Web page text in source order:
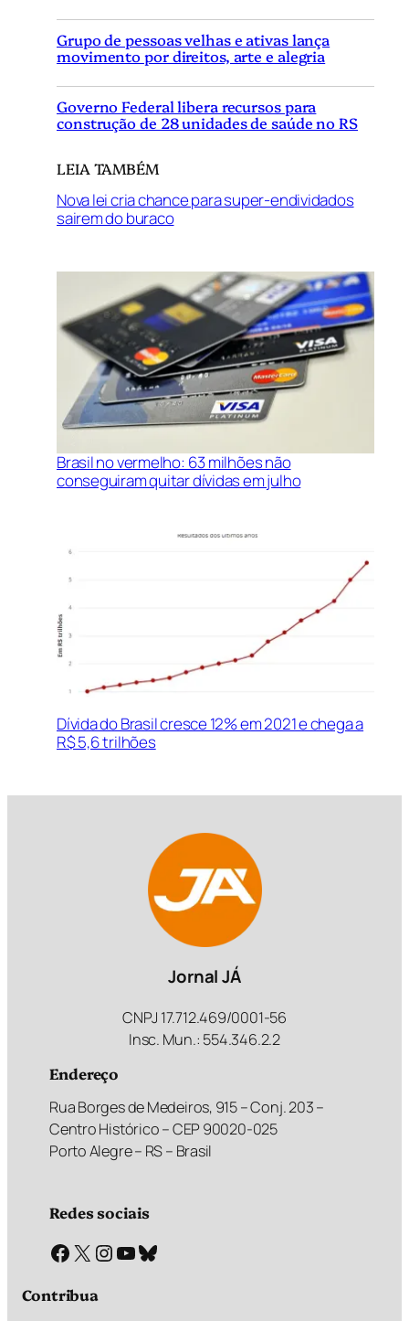
Grupo de pessoas velhas e ativas lança
movimento por direitos, arte e alegria
Governo Federal libera recursos para
construção de 28 unidades de saúde no RS
LEIA TAMBÉM
Nova lei cria chance para super-endividados
sairem do buraco
Brasil no vermelho: 63 milhões não
conseguiram quitar dívidas em julho
Dívida do Brasil cresce 12% em 2021 e chega a
R$ 5,6 trilhões
Jornal JÁ
CNPJ 17.712.469/0001-56
Insc. Mun.: 554.346.2.2
Endereço
Rua Borges de Medeiros, 915 – Conj. 203 –
Centro Histórico – CEP 90020-025
Porto Alegre – RS – Brasil
Redes sociais
Facebook X Instagram Youtube Bluesky
Contribua